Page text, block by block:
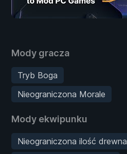
Mody gracza
Tryb Boga
Nieograniczona Morale
Mody ekwipunku
Nieograniczona ilość drewna